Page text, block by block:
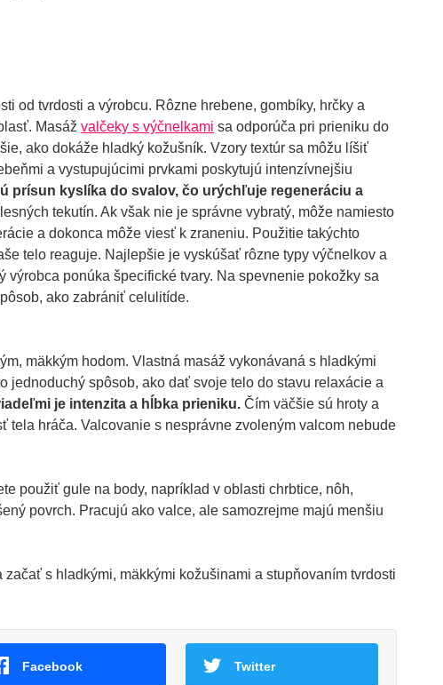
od tvrdosti a výrobcu. Rôzne hrebene, gombíky, hrčky a
Masáž valčeky s výčnelkami sa odporúča pri prieniku do
ako dokáže hladký kožušník. Vzory textúr sa môžu líšiť
a vystupujúcimi prvkami poskytujú intenzívnejšiu
prísun kyslíka do svalov, čo urýchľuje regeneráciu a
tekutín. Ak však nie je správne vybratý, môže namiesto
a dokonca môže viesť k zraneniu. Použitie takýchto
telo reaguje. Najlepšie je vyskúšať rôzne typy výčnelkov a
ponúka špecifické tvary. Na spevnenie pokožky sa
ako zabrániť celulitíde.
mäkkým hodom. Vlastná masáž vykonávaná s hladkými
spôsob, ako dať svoje telo do stavu relaxácie a
je intenzita a hĺbka prieniku. Čím väčšie sú hroty a
hráča. Valcovanie s nesprávne zvoleným valcom nebude
použiť gule na body, napríklad v oblasti chrbtice, nôh,
povrch. Pracujú ako valce, ale samozrejme majú menšiu
s hladkými, mäkkými kožušinami a stupňovaním tvrdosti
Facebook Twitter